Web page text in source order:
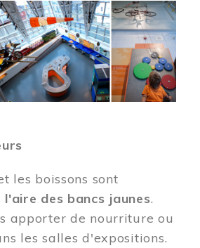
les boissons sont
l'aire des bancs jaunes.
apporter de nourriture ou
les salles d'expositions.